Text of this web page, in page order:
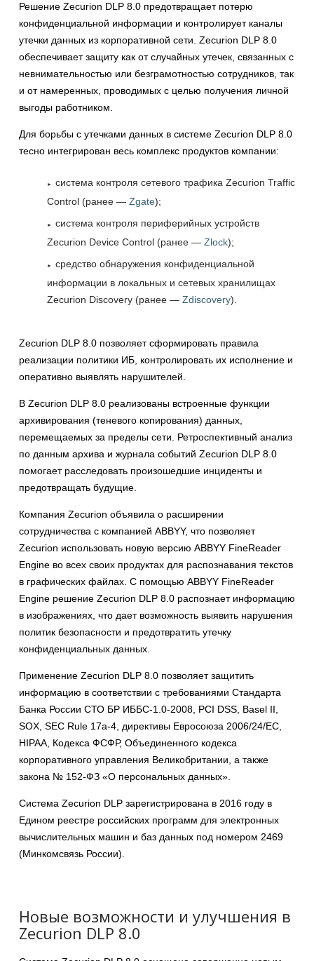
Решение Zecurion DLP 8.0 предотвращает потерю
конфиденциальной информации и контролирует каналы
утечки данных из корпоративной сети. Zecurion DLP 8.0
обеспечивает защиту как от случайных утечек, связанных с
невнимательностью или безграмотностью сотрудников, так
и от намеренных, проводимых с целью получения личной
выгоды работником.
Для борьбы с утечками данных в системе Zecurion DLP 8.0
тесно интегрирован весь комплекс продуктов компании:
система контроля сетевого трафика Zecurion Traffic
Control (ранее — Zgate);
система контроля периферийных устройств
Zecurion Device Control (ранее — Zlock);
средство обнаружения конфиденциальной
информации в локальных и сетевых хранилищах
Zecurion Discovery (ранее — Zdiscovery).
Zecurion DLP 8.0 позволяет сформировать правила
реализации политики ИБ, контролировать их исполнение и
оперативно выявлять нарушителей.
В Zecurion DLP 8.0 реализованы встроенные функции
архивирования (теневого копирования) данных,
перемещаемых за пределы сети. Ретроспективный анализ
по данным архива и журнала событий Zecurion DLP 8.0
помогает расследовать произошедшие инциденты и
предотвращать будущие.
Компания Zecurion объявила о расширении
сотрудничества с компанией ABBYY, что позволяет
Zecurion использовать новую версию ABBYY FineReader
Engine во всех своих продуктах для распознавания текстов
в графических файлах. С помощью ABBYY FineReader
Engine решение Zecurion DLP 8.0 распознает информацию
в изображениях, что дает возможность выявить нарушения
политик безопасности и предотвратить утечку
конфиденциальных данных.
Применение Zecurion DLP 8.0 позволяет защитить
информацию в соответствии с требованиями Стандарта
Банка России СТО БР ИББС-1.0-2008, PCI DSS, Basel II,
SOX, SEC Rule 17a-4, директивы Евросоюза 2006/24/EC,
HIPAA, Кодекса ФСФР, Объединенного кодекса
корпоративного управления Великобритании, а также
закона № 152-ФЗ «О персональных данных».
Система Zecurion DLP зарегистрирована в 2016 году в
Едином реестре российских программ для электронных
вычислительных машин и баз данных под номером 2469
(Минкомсвязь России).
Новые возможности и улучшения в
Zecurion DLP 8.0